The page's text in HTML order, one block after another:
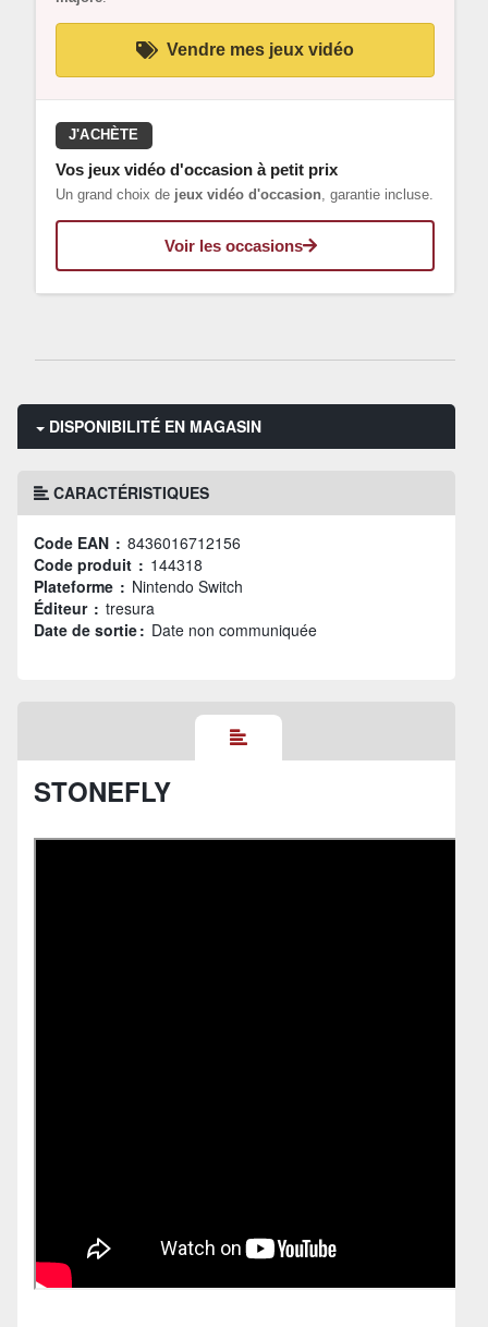
Vendre mes jeux vidéo
J'ACHÈTE
Vos jeux vidéo d'occasion à petit prix
Un grand choix de jeux vidéo d'occasion, garantie incluse.
Voir les occasions
DISPONIBILITÉ EN MAGASIN
CARACTÉRISTIQUES
Code EAN : 8436016712156
Code produit : 144318
Plateforme : Nintendo Switch
Éditeur : tresura
Date de sortie : Date non communiquée
STONEFLY